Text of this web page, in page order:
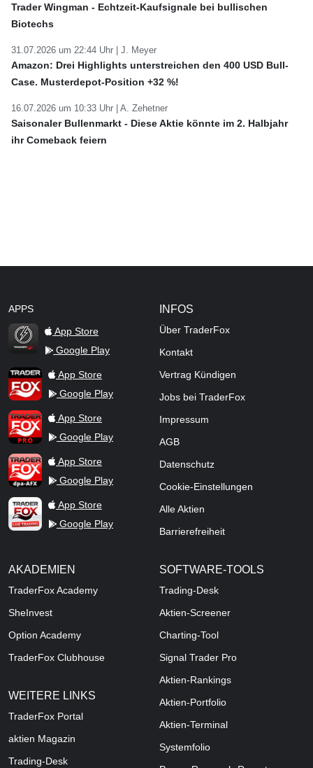
Trader Wingman - Echtzeit-Kaufsignale bei bullischen
Biotechs
31.07.2026 um 22:44 Uhr | J. Meyer
Amazon: Drei Highlights unterstreichen den 400 USD Bull-
Case. Musterdepot-Position +32 %!
16.07.2026 um 10:33 Uhr | A. Zehetner
Saisonaler Bullenmarkt - Diese Aktie könnte im 2. Halbjahr
ihr Comeback feiern
APPS
TraderFox Flash
App Store
Google Play
TraderFox AppApp Store
Google Play
TraderFox ProApp Store
Google Play
TraderFox dpa-AFX ProFeed
App Store
Google Play
TraderFox Live Trading
App Store
Google Play
INFOS
Über TraderFox
Kontakt
Vertrag Kündigen
Jobs bei TraderFox
Impressum
AGB
Datenschutz
Cookie-Einstellungen
Alle Aktien
Barrierefreiheit
AKADEMIEN
TraderFox Academy
SheInvest
Option Academy
TraderFox Clubhouse
WEITERE LINKS
TraderFox Portal
aktien Magazin
Trading-Desk
SOFTWARE-TOOLS
Trading-Desk
Aktien-Screener
Charting-Tool
Signal Trader Pro
Aktien-Rankings
Aktien-Portfolio
Aktien-Terminal
Systemfolio